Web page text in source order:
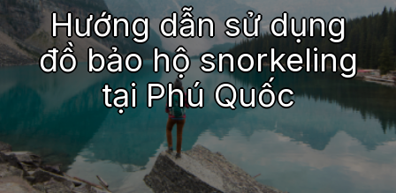
Hướng dẫn sử dụng
đồ bảo hộ snorkeling
tại Phú Quốc